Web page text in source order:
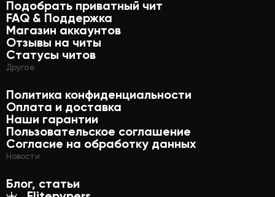
Подобрать приватный чит
FAQ & Поддержка
Магазин аккаунтов
Отзывы на читы
Статусы читов
Другое
Политика конфиденциальности
Оплата и доставка
Наши гарантии
Пользовательское соглашение
Согласие на обработку данных
Новости
Блог, статьи